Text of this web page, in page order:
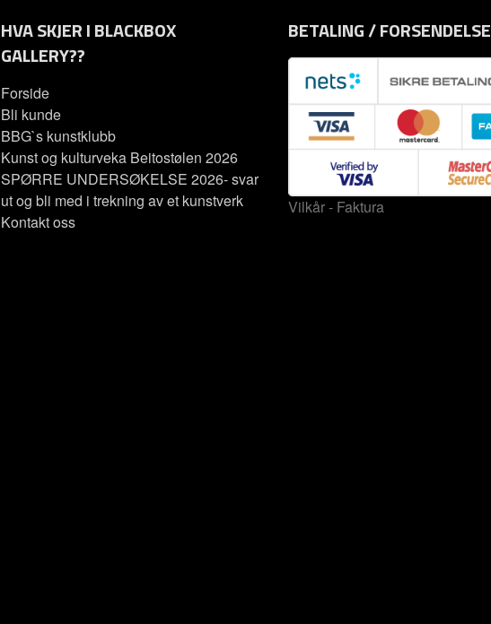
HVA SKJER I BLACKBOX
GALLERY??
Forside
Bli kunde
BBG`s kunstklubb
Kunst og kulturveka Beitostølen 2026
SPØRRE UNDERSØKELSE 2026- svar
ut og bli med i trekning av et kunstverk
Kontakt oss
BETALING / FORSENDELSE
Vilkår - Faktura